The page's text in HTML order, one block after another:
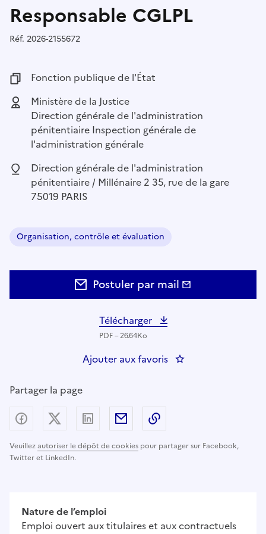
Responsable CGLPL
Réf. Référence :
2026-2155672
Fonction publique :
Fonction publique de l'État
Employeur :
Ministère de la Justice
Direction générale de l'administration
pénitentiaire Inspection générale de
l'administration générale
Localisation :
Direction générale de l'administration
pénitentiaire / Millénaire 2 35, rue de la gare
75019 PARIS
Domaine :
Organisation, contrôle et évaluation
Postuler par mail
Télécharger
PDF – 26.64Ko
Ajouter aux favoris : Responsable CGLPL
Partager la page
Veuillezautoriser le dépôt de cookies pour partager sur Facebook,
Twitter et LinkedIn.
Partager sur Facebook
Partager sur X (anciennement Twitter) -
Partager sur LinkedIn
Partager par email
Nature de l’emploi
Emploi ouvert aux titulaires et aux contractuels